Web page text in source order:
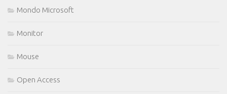
Mondo Microsoft
Monitor
Mouse
Open Access